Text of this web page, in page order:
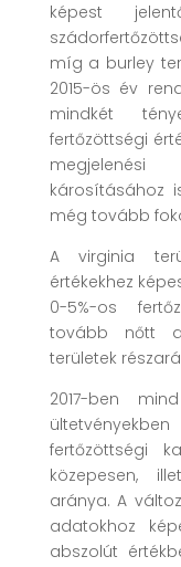
képest
míg a burley
2015-ös év
mindkét
fertőzöttségi
károsításához
még tovább
A virginia
értékekhez
0-5%-os
tovább nőtt a
területek
2017-ben
fertőzöttségi
közepesen,
aránya. A
adatokhoz
abszolút